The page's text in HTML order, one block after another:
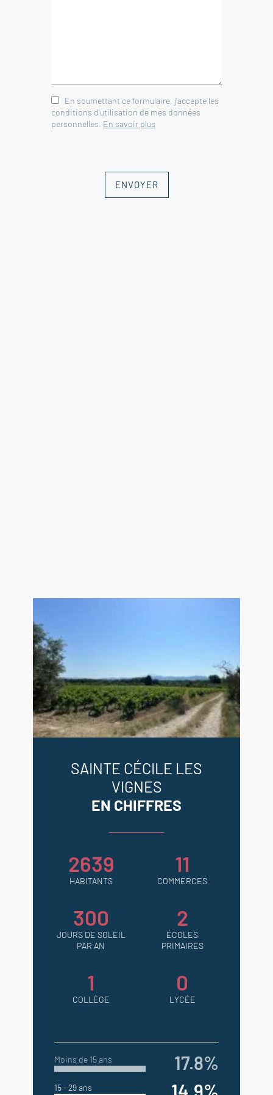
Agence Immobilière Sainte Cécile
les Vignes- Vaucluse
En soumettant ce formulaire, j'accepte les
conditions d'utilisation de mes données
personnelles. En savoir plus
ENVOYER
SAINTE CÉCILE LES
VIGNES
EN CHIFFRES
2639
HABITANTS
11
COMMERCES
300
JOURS DE SOLEIL
PAR AN
2
ÉCOLES
PRIMAIRES
1
COLLÈGE
0
LYCÉE
Moins de 15 ans 17.8%
15 - 29 ans